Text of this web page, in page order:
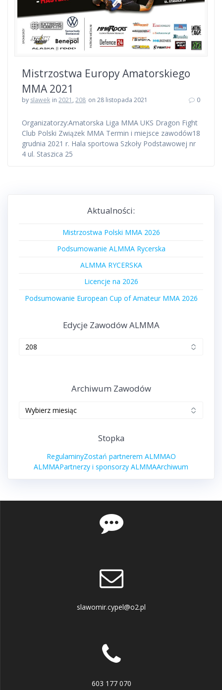
Mistrzostwa Europy Amatorskiego
MMA 2021
by slawek in2021 ,208 on 28 listopada 2021 0
Organizatorzy:Amatorska Liga MMA UKS Dragon Fight
Club Polski Związek MMA Termin i miejsce zawodów18
grudnia 2021 r. Hala sportowa Szkoły Podstawowej nr
4 ul. Staszica 25
Aktualności:
Mistrzostwa Polski MMA 2026
Podsumowanie ALMMA Rycerska
ALMMA RYCERSKA
Licencje na 2026
Podsumowanie European Cup of Amateur MMA 2026
Edycje Zawodów ALMMA
Archiwum Zawodów
Stopka
RegulaminyZostań partnerem ALMMAO
ALMMAPartnerzy i sponsorzy ALMMAArchiwum
slawomir.cypel@o2.pl
603 177 070